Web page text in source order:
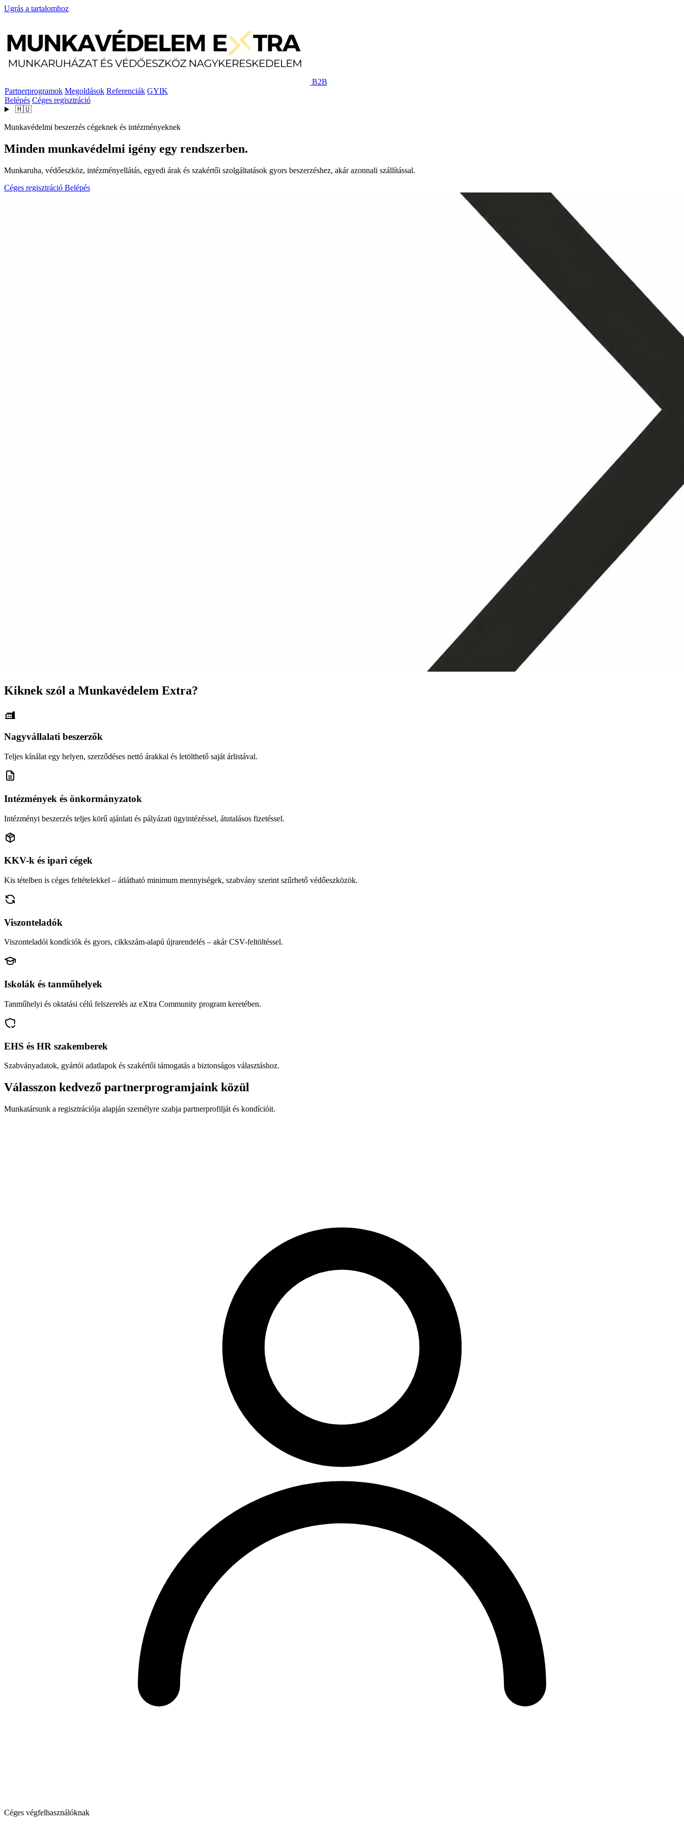
Ugrás a tartalomhoz
B2B
Partnerprogramok Megoldások Referenciák GYIK
Belépés Céges regisztráció
🇭🇺
Munkavédelmi beszerzés cégeknek és intézményeknek
Minden munkavédelmi igény egy rendszerben.
Munkaruha, védőeszköz, intézményellátás, egyedi árak és szakértői szolgáltatások gyors beszerzéshez, akár azonnali szállítással.
Céges regisztráció Belépés
Kiknek szól a Munkavédelem Extra?
Nagyvállalati beszerzők
Teljes kínálat egy helyen, szerződéses nettó árakkal és letölthető saját árlistával.
Intézmények és önkormányzatok
Intézményi beszerzés teljes körű ajánlati és pályázati ügyintézéssel, átutalásos fizetéssel.
KKV-k és ipari cégek
Kis tételben is céges feltételekkel – átlátható minimum mennyiségek, szabvány szerint szűrhető védőeszközök.
Viszonteladók
Viszonteladói kondíciók és gyors, cikkszám-alapú újrarendelés – akár CSV-feltöltéssel.
Iskolák és tanműhelyek
Tanműhelyi és oktatási célú felszerelés az eXtra Community program keretében.
EHS és HR szakemberek
Szabványadatok, gyártói adatlapok és szakértői támogatás a biztonságos választáshoz.
Válasszon kedvező partnerprogramjaink közül
Munkatársunk a regisztrációja alapján személyre szabja partnerprofilját és kondícióit.
Céges végfelhasználóknak